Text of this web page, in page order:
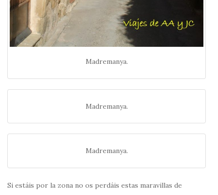
Madremanya.
Madremanya.
Madremanya.
Si estáis por la zona no os perdáis estas maravillas de